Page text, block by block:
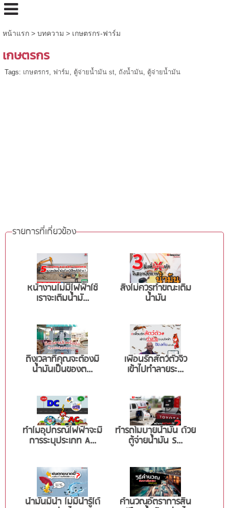
หน้าแรก> บทความ > เกษตรกร-ฟาร์ม
เกษตรกร
Tags: เกษตรกร, ฟาร์ม, ตู้จ่ายน้ำมัน st, ถังน้ำมัน, ตู้จ่ายน้ำมัน
รายการที่เกี่ยวข้อง
หน้างานไม่มีไฟฟ้าใช้
เราจะเติมน้ำมั...
สิ่งไม่ควรทำขณะเติม
น้ำมัน
ถึงเวลาที่คุณจะต้องมี
น้ำมันเป็นของต...
เพื่อนรักสัตว์ตัวจิ๋ว
เข้าไปทำลายระ...
ทำไมอุปกรณ์ไฟฟ้าจะมี
การระบุประเภท A...
ทำรถโมบายน้ำมัน ด้วย
ตู้จ่ายน้ำมัน S...
น้ำมันมีน้ำ ไม่มีน้ำรู้ได้ คำนวณอัตราการสิ้น